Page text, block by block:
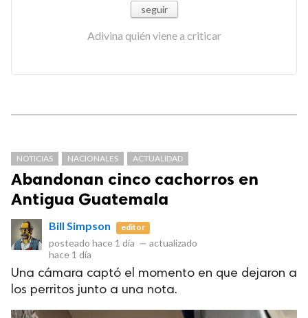
seguir
Adivina quién viene a criticar
NOTICIAS NACIONALES ACTUALIDAD
Abandonan cinco cachorros en
Antigua Guatemala
Bill Simpson editor
posteado hace 1 día — actualizado
hace 1 día
Una cámara captó el momento en que dejaron a
los perritos junto a una nota.